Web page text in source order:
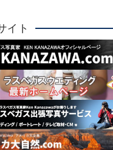
大人気！
イト